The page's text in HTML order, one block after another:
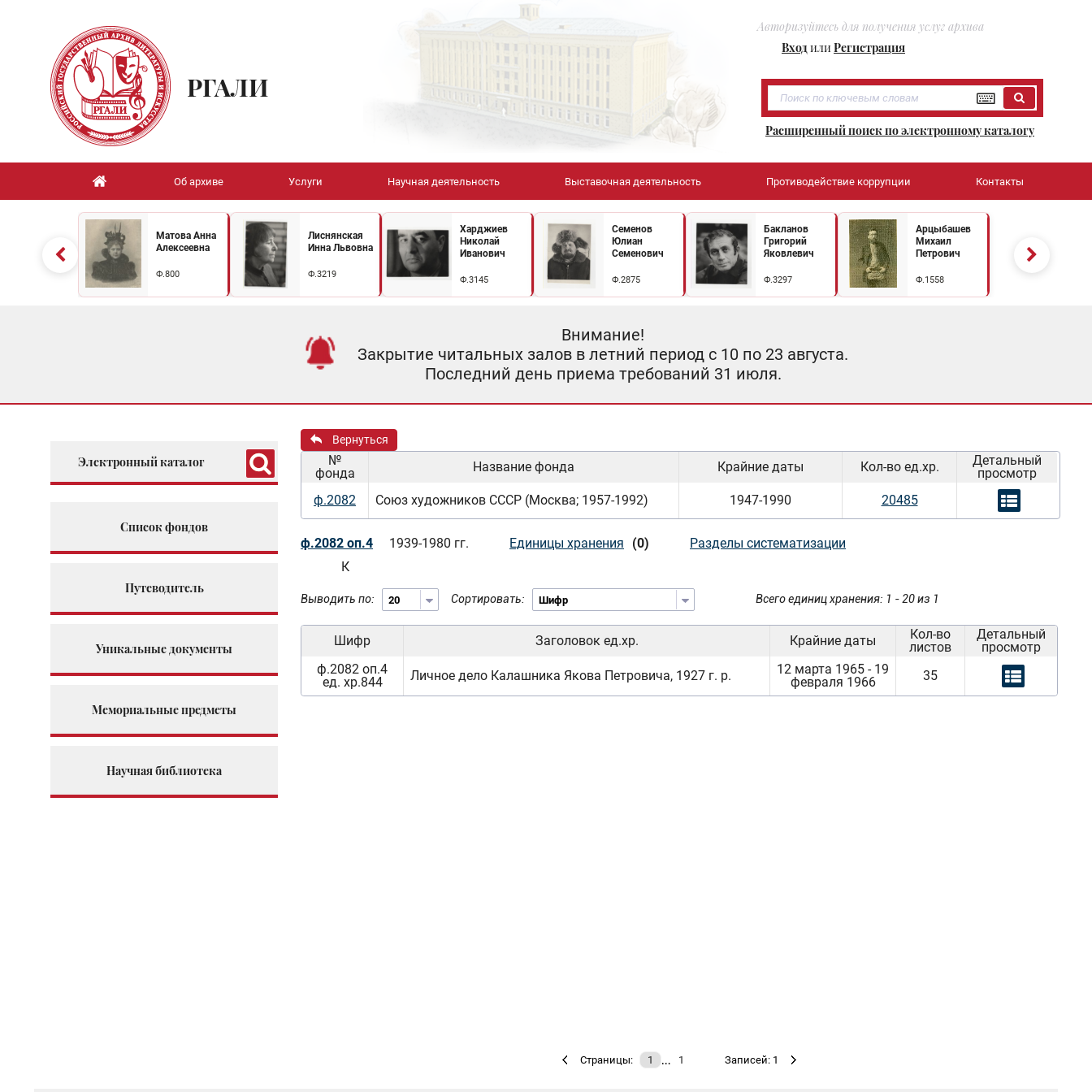
Авторизуйтесь для получения услуг архива
ВходилиРегистрация
РГАЛИ
Расширенный поиск по электронному каталогу
Об архиве Услуги Научная деятельность Выставочная деятельность Противодействие коррупции Контакты
Матова Анна
Алексеевна
Ф.800
Лиснянская
Инна Львовна
Ф.3219
Харджиев
Николай
Иванович
Ф.3145
Семенов
Юлиан
Семенович
Ф.2875
Бакланов
Григорий
Яковлевич
Ф.3297
Арцыбашев
Михаил
Петрович
Ф.1558
Внимание!
Закрытие читальных залов в летний период с 10 по 23 августа.
Последний день приема требований 31 июля.
Электронный каталог
Список фондов
Путеводитель
Уникальные документы
Мемориальные предметы
Научная библиотека
Вернуться
№
фонда
Название фонда Крайние даты Кол-во ед.хр.
Детальный
просмотр
ф.2082
Союз художников СССР (Москва; 1957-1992) 1947-1990 20485
ф.2082 оп.4 1939-1980 гг. Единицы хранения (0)
Разделы систематизации
К
Выводить по: Сортировать: Всего единиц хранения: 1 - 20 из 1
Шифр Заголовок ед.хр. Крайние даты
Кол-во
листов
Детальный
просмотр
ф.2082 оп.4
ед. хр.844
Личное дело Калашника Якова Петровича, 1927 г. р.
12 марта 1965 - 19
февраля 1966
35
Страницы: 1 … 1 Записей: 1